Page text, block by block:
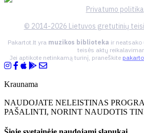
Privatumo politika
© 2014-2026 Lietuvos gretutinių
Pakartot.lt yra muzikos biblioteka ir
teisės aktų
Jei aptikote netinkamą turinį, praneškite
Kraunama
NAUDOJATE NELEISTINAS
PAŠALINTI, NORINT NAUDOTIS